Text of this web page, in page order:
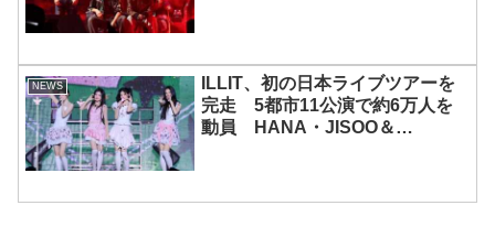
NEWS
ILLIT、初の日本ライブツアーを
完走 5都市11公演で約6万人を
動員 HANA・JISOO＆